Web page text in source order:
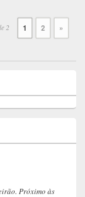
2 1 2 »
Próximo às